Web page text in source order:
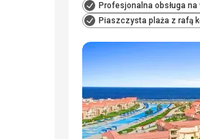
Profesjonalna obsługa
Piaszczysta plaża z rafą